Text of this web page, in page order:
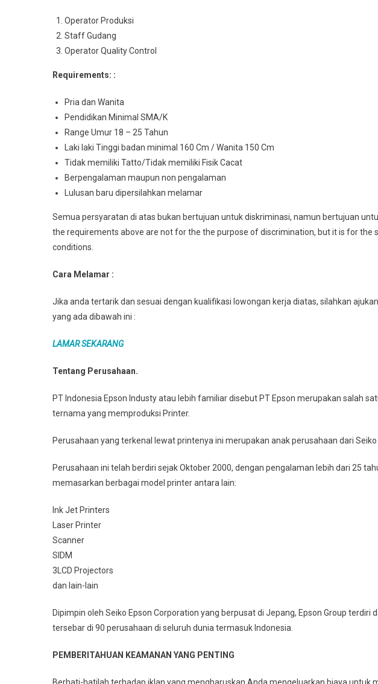
Operator Produksi
Staff Gudang
Operator Quality Control
Requirements: :
Pria dan Wanita
Pendidikan Minimal SMA/K
Range Umur 18 – 25 Tahun
Laki laki Tinggi badan minimal 160 Cm / Wanita 150 Cm
Tidak memiliki Tatto/Tidak memiliki Fisik Cacat
Berpengalaman maupun non pengalaman
Lulusan baru dipersilahkan melamar
Semua persyaratan di atas bukan bertujuan untuk diskriminasi, namun bertujuan
the requirements above are not for the the purpose of discrimination, but it is for the
conditions.
Cara Melamar :
Jika anda tertarik dan sesuai dengan kualifikasi lowongan kerja diatas, silahkan
yang ada dibawah ini :
LAMAR SEKARANG
Tentang Perusahaan.
PT Indonesia Epson Industy atau lebih familiar disebut PT Epson merupakan salah
ternama yang memproduksi Printer.
Perusahaan yang terkenal lewat printenya ini merupakan anak perusahaan dari Seiko
Perusahaan ini telah berdiri sejak Oktober 2000, dengan pengalaman lebih dari 25
memasarkan berbagai model printer antara lain:
Ink Jet Printers
Laser Printer
Scanner
SIDM
3LCD Projectors
dan lain-lain
Dipimpin oleh Seiko Epson Corporation yang berpusat di Jepang, Epson Group terdiri
tersebar di 90 perusahaan di seluruh dunia termasuk Indonesia.
PEMBERITAHUAN KEAMANAN YANG PENTING